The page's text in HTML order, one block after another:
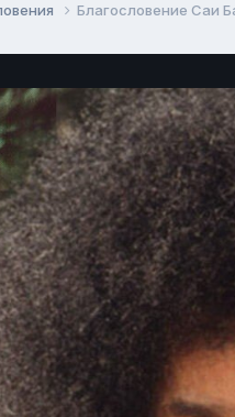
Благословение Саи